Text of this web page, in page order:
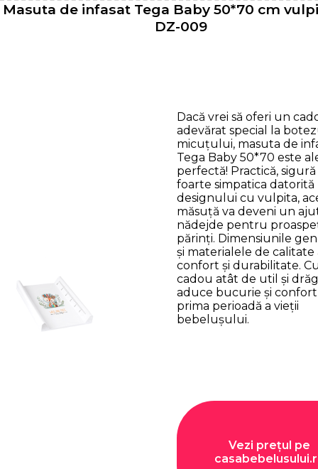
Masuta de infasat Tega Baby 50*70 cm
DZ-009
Dacă vrei să oferi un
adevărat special la
micuțului, masuta de
Tega Baby 50*70 este
perfectă! Practică, sigură
foarte simpatica datorită
designului cu vulpita,
măsuță va deveni un
nădejde pentru
părinți. Dimensiunile
și materialele de calitate
confort și durabilitate.
cadou atât de util și
aduce bucurie și
prima perioadă a vieții
bebelușului.
Vezi prețul pe